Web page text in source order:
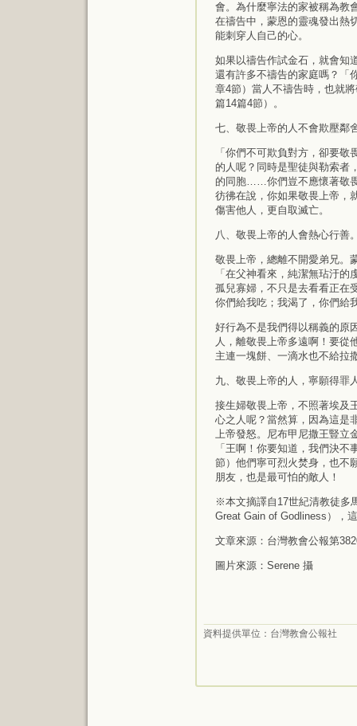
會。為什麼寧法的家被稱為教
在禱告中，蒙恩的靈魂發出熱
能刺穿人自己的心。
如果以禱告作試金石，就會知
還有許多不禱告的家庭嗎？「
章4節）當人不禱告時，也就
篇14篇4節）。
七、敬畏上帝的人不會欺壓鄰
「你們不可欺負對方，卻要
的人呢？同時是聖徒與勒索者
的同胞……你們豈不應懷著敬
彷彿在說，你如果敬畏上帝，
傷害他人，更自取滅亡。
八、敬畏上帝的人會熱心行善
敬畏上帝，總離不開愛弟兄。
「在父神看來，純潔無玷汙
孤兒寡婦，不只是去看看正在
你們給我吃；我渴了，你們給
好行為不是我們得以稱義的原
人，離敬畏上帝多遠啊！要從
主連一塊餅、一滴水也不給拉
九、敬畏上帝的人，寧願得罪
接生婦敬畏上帝，不照著埃及
心之人呢？當然算，因為這是
上帝發怒。尼布甲尼撒王豎立
「王啊！你要知道，我們決
節）他們寧可烈火焚身，也不
朋友，也是最可怕的敵人！
※本文摘譯自17世紀清教徒多
Great Gain of Godliness），
文章來源：台灣教會公報第
圖片來源：Serene 攝
資料提供單位： 台灣教會公報社